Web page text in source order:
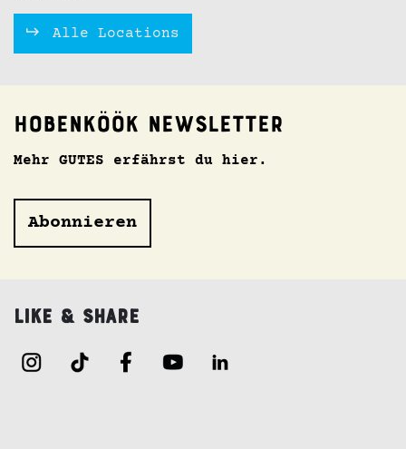
Alle Locations
Hobenköök Newsletter
Mehr GUTES erfährst du hier.
Abonnieren
Like & Share